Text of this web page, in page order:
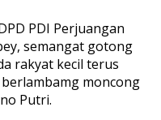
PDI Perjuangan
semangat gotong
rakyat kecil terus
moncong
Putri.